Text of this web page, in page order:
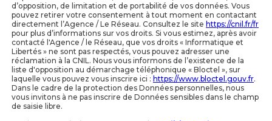
d’opposition, de limitation et de portabilité de vos données. Vous
pouvez retirer votre consentement à tout moment en contactant
directement l’Agence / Le Réseau. Consultez le site https://cnil.fr/fr
pour plus d’informations sur vos droits. Si vous estimez, après avoir
contacté l'Agence / le Réseau, que vos droits « Informatique et
Libertés » ne sont pas respectés, vous pouvez adresser une
réclamation à la CNIL. Nous vous informons de l’existence de la
liste d'opposition au démarchage téléphonique « Bloctel », sur
laquelle vous pouvez vous inscrire ici : https://www.bloctel.gouv.fr.
Dans le cadre de la protection des Données personnelles, nous
vous invitons à ne pas inscrire de Données sensibles dans le champ
de saisie libre.